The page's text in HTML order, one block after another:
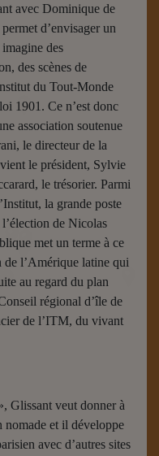
avec Dominique de
d’envisager un
des
des scènes de
du Tout-Monde
1901. Ce n’est donc
association soutenue
le directeur de la
le président, Sylvie
le trésorier. Parmi
la grande poste
de Nicolas
met un terme à ce
de l’Amérique latine qui
au regard du plan
régional d’île de
de l’ITM, du vivant
Glissant veut donner à
nomade et il développe
avec d’autres sites